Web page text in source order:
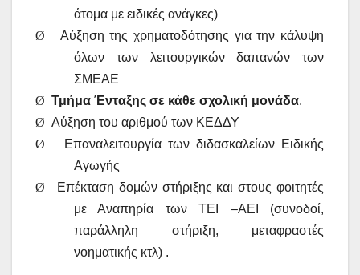
άτομα με ειδικές ανάγκες)
Ø
Αύξηση της χρηματοδότησης για την κάλυψη
όλων των λειτουργικών δαπανών των
ΣΜΕΑΕ
Ø Τμήμα Ένταξης σε κάθε σχολική μονάδα.
Ø Αύξηση του αριθμού των ΚΕΔΔΥ
Ø
Επαναλειτουργία των διδασκαλείων Ειδικής
Αγωγής
Ø
Επέκταση δομών στήριξης και στους φοιτητές
με Αναπηρία των ΤΕΙ –ΑΕΙ (συνοδοί,
παράλληλη στήριξη, μεταφραστές
νοηματικής κτλ) .